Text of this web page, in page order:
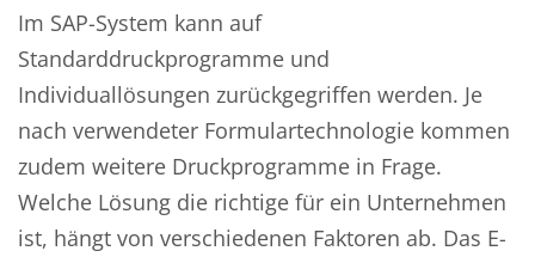
Im SAP-System kann auf
Standarddruckprogramme und
Individuallösungen zurückgegriffen werden. Je
nach verwendeter Formulartechnologie kommen
zudem weitere Druckprogramme in Frage.
Welche Lösung die richtige für ein Unternehmen
ist, hängt von verschiedenen Faktoren ab. Das E-